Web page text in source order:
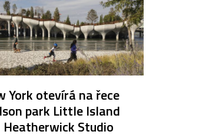
York otevírá na řece
park Little Island
Heatherwick Studio